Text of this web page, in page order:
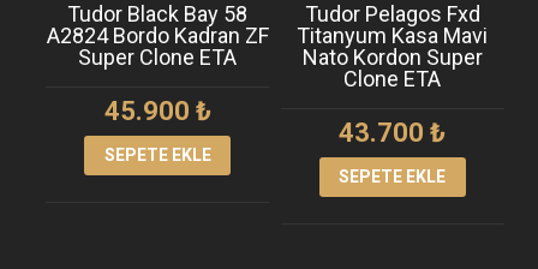
Tudor Black Bay 58
A2824 Bordo Kadran ZF
Super Clone ETA
45.900 ₺
SEPETE EKLE
Tudor Pelagos Fxd
Titanyum Kasa Mavi
Nato Kordon Super
Clone ETA
43.700₺
SEPETE EKLE